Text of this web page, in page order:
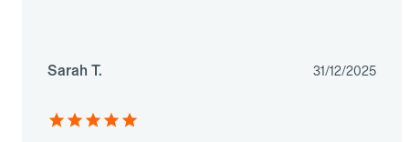
Sarah T. 31/12/2025